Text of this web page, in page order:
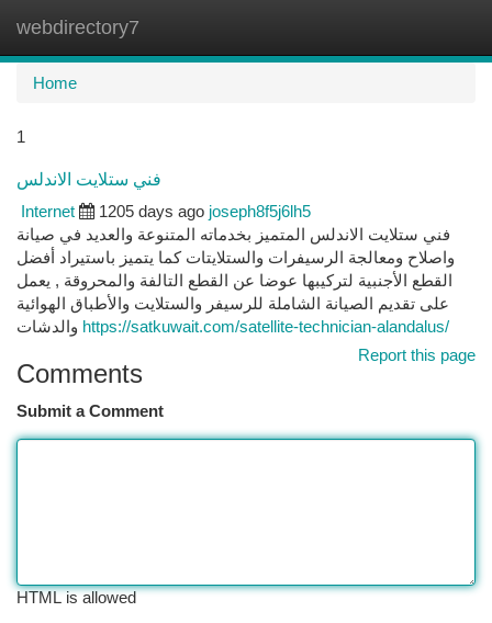
webdirectory7
Home
1
فني ستلايت الاندلس
Internet
1205 days ago joseph8f5j6lh5
فني ستلايت الاندلس المتميز بخدماته المتنوعة والعديد في صيانة
واصلاح ومعالجة الرسيفرات والستلايتات كما يتميز باستيراد أفضل
القطع الأجنبية لتركيبها عوضا عن القطع التالفة والمحروقة , يعمل
على تقديم الصيانة الشاملة للرسيفر والستلايت والأطباق الهوائية
https://satkuwait.com/satellite-technician-alandalus/
Report this page
Comments
Submit a Comment
HTML is allowed